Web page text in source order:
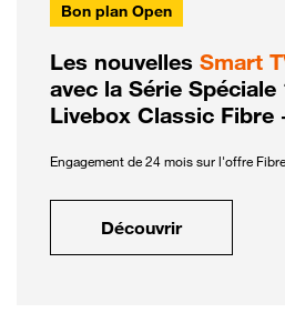
Bon plan Open
Les nouvelles Smart
avec la Série Spéciale
Livebox Classic Fibre
Engagement de 24 mois sur l'offre Fibre
Découvrir